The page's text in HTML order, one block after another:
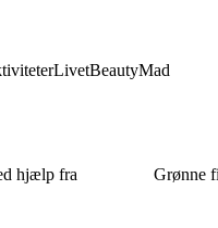
LivetBeautyMad
hjælp fra
Grønne